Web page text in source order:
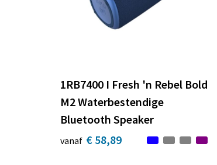
1RB7400 I Fresh 'n Rebel Bold
M2 Waterbestendige
Bluetooth Speaker
vanaf € 58,89